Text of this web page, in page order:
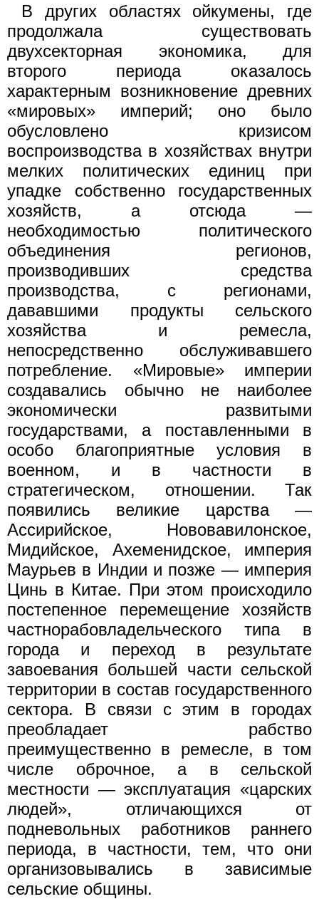
В других областях ойкумены, где
продолжала существовать
двухсекторная экономика, для
второго периода оказалось
характерным возникновение древних
«мировых» империй; оно было
обусловлено кризисом
воспроизводства в хозяйствах внутри
мелких политических единиц при
упадке собственно государственных
хозяйств, а отсюда —
необходимостью политического
объединения регионов,
производивших средства
производства, с регионами,
дававшими продукты сельского
хозяйства и ремесла,
непосредственно обслуживавшего
потребление. «Мировые» империи
создавались обычно не наиболее
экономически развитыми
государствами, а поставленными в
особо благоприятные условия в
военном, и в частности в
стратегическом, отношении. Так
появились великие царства —
Ассирийское, Нововавилонское,
Мидийское, Ахеменидское, империя
Маурьев в Индии и позже — империя
Цинь в Китае. При этом происходило
постепенное перемещение хозяйств
частнорабовладельческого типа в
города и переход в результате
завоевания большей части сельской
территории в состав государственного
сектора. В связи с этим в городах
преобладает рабство
преимущественно в ремесле, в том
числе оброчное, а в сельской
местности — эксплуатация «царских
людей», отличающихся от
подневольных работников раннего
периода, в частности, тем, что они
организовывались в зависимые
сельские общины.